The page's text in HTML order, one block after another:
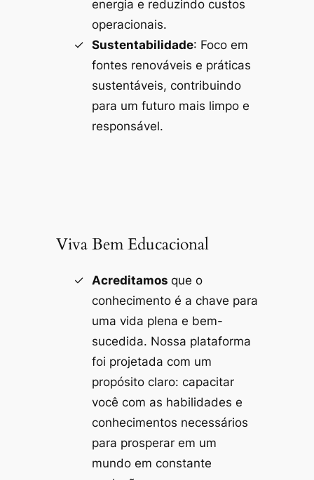
energia e reduzindo custos
operacionais.
Sustentabilidade: Foco em
fontes renováveis e práticas
sustentáveis, contribuindo
para um futuro mais limpo e
responsável.
Viva Bem Educacional
Acreditamos que o
conhecimento é a chave para
uma vida plena e bem-
sucedida. Nossa plataforma
foi projetada com um
propósito claro: capacitar
você com as habilidades e
conhecimentos necessários
para prosperar em um
mundo em constante